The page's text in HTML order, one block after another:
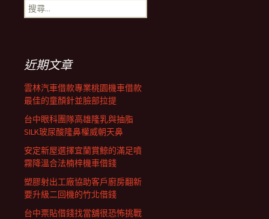
航
列
搜
尋
近期文章
雲林汽車借款專業桃園機車借款
最佳的童顏針並臉部拉提
台中眼科團隊高雄隆乳與抽脂
SILK玻尿酸隆鼻權威朝天鼻
安定新屋選擇宜蘭賞鯨的滿足噴
霧降溫合法楠梓機車借錢
塑膠射出工廠協助客戶廚房翻新
要升級二回機的竹北借錢
台中票貼借錢找當舖很恐怖挑戰